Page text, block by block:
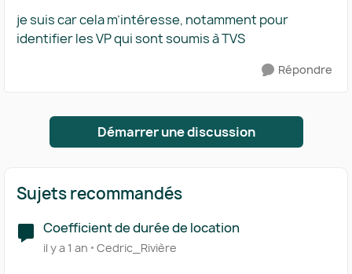
je suis car cela m’intéresse, notamment pour
identifier les VP qui sont soumis à TVS
Répondre
Démarrer une discussion
Sujets recommandés
Coefficient de durée de location
il y a 1 an Cedric_Rivière